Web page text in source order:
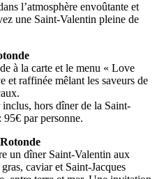
l’atmosphère envoûtante et
une Saint-Valentin pleine de
à la carte et le menu « Love
et raffinée mêlant les saveurs de
hors dîner de la Saint-
par personne.
un dîner Saint-Valentin aux
caviar et Saint-Jacques